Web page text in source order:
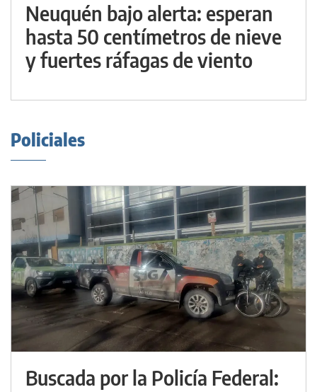
Neuquén bajo alerta: esperan
hasta 50 centímetros de nieve
y fuertes ráfagas de viento
Policiales
Buscada por la Policía Federal: